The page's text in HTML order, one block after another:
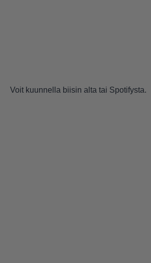
Voit kuunnella biisin alta tai Spotifysta.